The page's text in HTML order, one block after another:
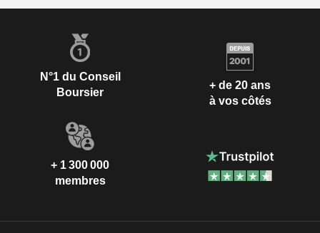
N°1 du Conseil
Boursier
+ de 20 ans
à vos côtés
+ 1 300 000
membres